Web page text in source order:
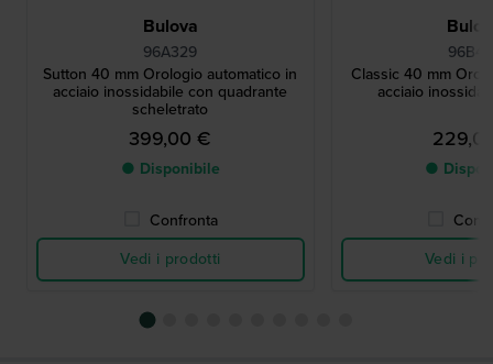
Bulova
96A329
Sutton 40 mm Orologio automatico in
acciaio inossidabile con quadrante
scheletrato
399,00 €
● Disponibile
Confronta
Vedi i prodotti
Classic 40 mm
acciaio
●
Vedi i